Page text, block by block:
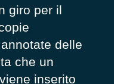
giro per il
delle
che un
inserito